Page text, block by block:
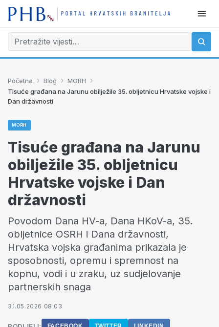
Početna › Blog › MORH ›
Tisuće građana na Jarunu obilježile 35. obljetnicu Hrvatske vojske i
Dan državnosti
MORH
Tisuće građana na Jarunu
obilježile 35. obljetnicu
Hrvatske vojske i Dan
državnosti
Povodom Dana HV-a, Dana HKoV-a, 35.
obljetnice OSRH i Dana državnosti,
Hrvatska vojska građanima prikazala je
sposobnosti, opremu i spremnost na
kopnu, vodi i u zraku, uz sudjelovanje
partnerskih snaga
31.05.2026 08:03